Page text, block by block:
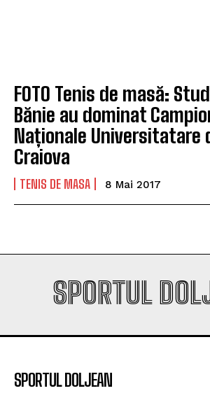
FOTO Tenis de masă:
Bănie au dominat
Naționale Universitatare
Craiova
TENIS DE MASA 8 Mai 2017
SPORTUL
SPORTUL DOLJEAN